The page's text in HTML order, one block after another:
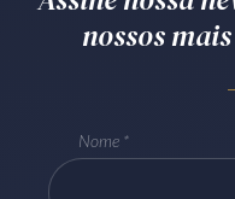
Batel
nossos
Nome